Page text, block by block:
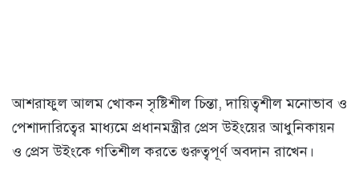
আশরাফুল আলম খোকন সৃষ্টিশীল চিন্তা, দায়িত্বশীল মনোভাব ও
পেশাদারিত্বের মাধ্যমে প্রধানমন্ত্রীর প্রেস উইংয়ের আধুনিকায়ন
ও প্রেস উইংকে গতিশীল করতে গুরুত্বপূর্ণ অবদান রাখেন।